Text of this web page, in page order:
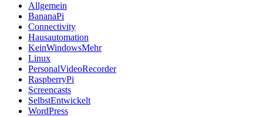
Allgemein
BananaPi
Connectivity
Hausautomation
KeinWindowsMehr
Linux
PersonalVideoRecorder
RaspberryPi
Screencasts
SelbstEntwickelt
WordPress